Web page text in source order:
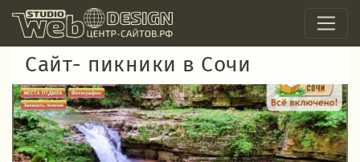
Сайт- пикники в Сочи